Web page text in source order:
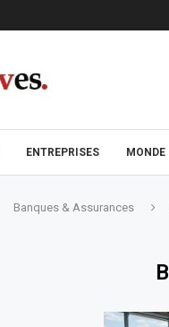
ENTREPRISES MONDE
Banques & Assurances